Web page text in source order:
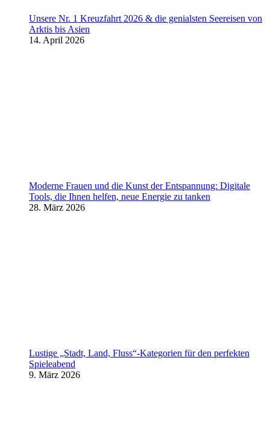
Unsere Nr. 1 Kreuzfahrt 2026 & die genialsten Seereisen von
Arktis bis Asien
14. April 2026
Moderne Frauen und die Kunst der Entspannung: Digitale
Tools, die Ihnen helfen, neue Energie zu tanken
28. März 2026
Lustige „Stadt, Land, Fluss“-Kategorien für den perfekten
Spieleabend
9. März 2026